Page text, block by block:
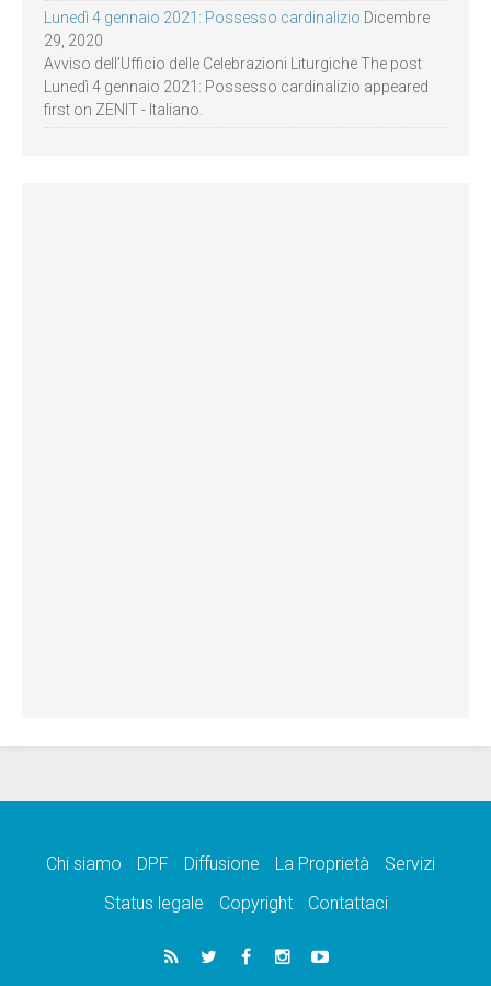
Lunedì 4 gennaio 2021: Possesso cardinalizio Dicembre
29, 2020
Avviso dell’Ufficio delle Celebrazioni Liturgiche The post
Lunedì 4 gennaio 2021: Possesso cardinalizio appeared
first on ZENIT - Italiano.
Chi siamo DPF Diffusione La Proprietà
Servizi
Status legale
Copyright Contattaci